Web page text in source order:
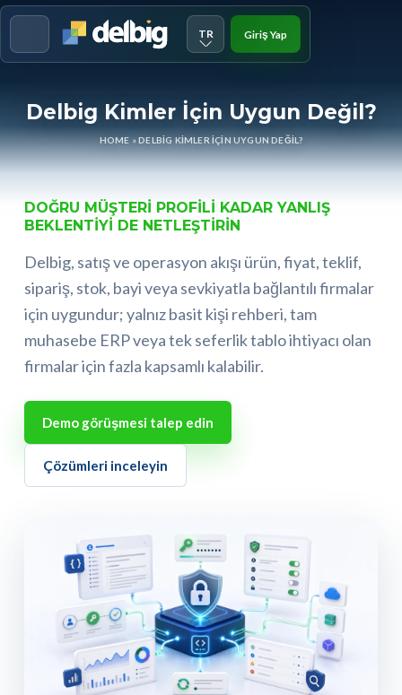
TR Giriş Yap
Delbig Kimler İçin Uygun Değil?
HOME »DELBIG KIMLER İÇIN UYGUN DEĞIL?
DOĞRU MÜŞTERI PROFILI KADAR YANLIŞ
BEKLENTIYI DE NETLEŞTIRIN
Delbig, satış ve operasyon akışı ürün, fiyat, teklif,
sipariş, stok, bayi veya sevkiyatla bağlantılı firmalar
için uygundur; yalnız basit kişi rehberi, tam
muhasebe ERP veya tek seferlik tablo ihtiyacı olan
firmalar için fazla kapsamlı kalabilir.
Demo görüşmesi talep edin
Çözümleri inceleyin